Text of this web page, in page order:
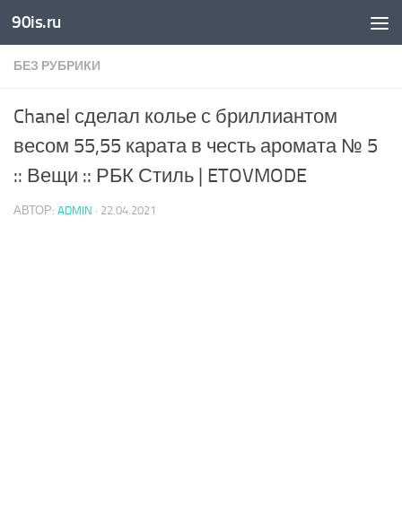
Skip to content
90is.ru
БЕЗ РУБРИКИ
Chanel сделал колье с бриллиантом
весом 55,55 карата в честь аромата № 5
:: Вещи :: РБК Стиль | ETOVMODE
АВТОР: ADMIN · 22.04.2021